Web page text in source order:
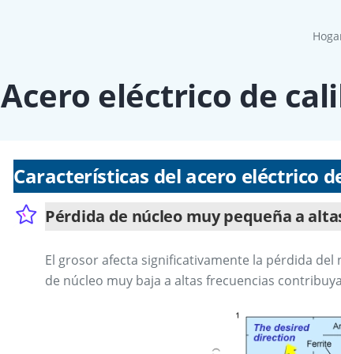
Acero eléctrico de
Características del acero eléctrico
Pérdida de núcleo muy pequeña a
El grosor afecta significativamente la pérdida
de núcleo muy baja a altas frecuencias